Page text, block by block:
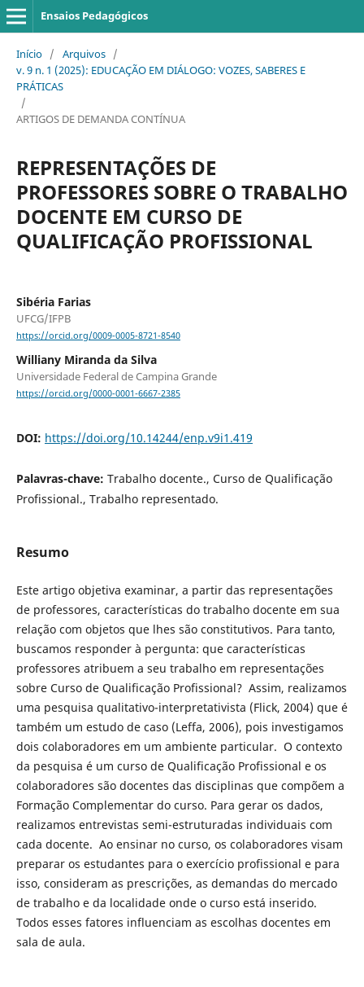
Ensaios Pedagógicos
Início / Arquivos /
v. 9 n. 1 (2025): EDUCAÇÃO EM DIÁLOGO: VOZES, SABERES E
PRÁTICAS
/
ARTIGOS DE DEMANDA CONTÍNUA
REPRESENTAÇÕES DE
PROFESSORES SOBRE O TRABALHO
DOCENTE EM CURSO DE
QUALIFICAÇÃO PROFISSIONAL
Sibéria Farias
UFCG/IFPB
https://orcid.org/0009-0005-8721-8540
Williany Miranda da Silva
Universidade Federal de Campina Grande
https://orcid.org/0000-0001-6667-2385
DOI: https://doi.org/10.14244/enp.v9i1.419
Palavras-chave: Trabalho docente., Curso de Qualificação
Profissional., Trabalho representado.
Resumo
Este artigo objetiva examinar, a partir das representações
de professores, características do trabalho docente em sua
relação com objetos que lhes são constitutivos. Para tanto,
buscamos responder à pergunta: que características
professores atribuem a seu trabalho em representações
sobre Curso de Qualificação Profissional? Assim, realizamos
uma pesquisa qualitativo-interpretativista (Flick, 2004) que é
também um estudo de caso (Leffa, 2006), pois investigamos
dois colaboradores em um ambiente particular. O contexto
da pesquisa é um curso de Qualificação Profissional e os
colaboradores são docentes das disciplinas que compõem a
Formação Complementar do curso. Para gerar os dados,
realizamos entrevistas semi-estruturadas individuais com
cada docente. Ao ensinar no curso, os colaboradores visam
preparar os estudantes para o exercício profissional e para
isso, consideram as prescrições, as demandas do mercado
de trabalho e da localidade onde o curso está inserido.
Todos esses fatores influenciam as escolhas docentes em
sala de aula.